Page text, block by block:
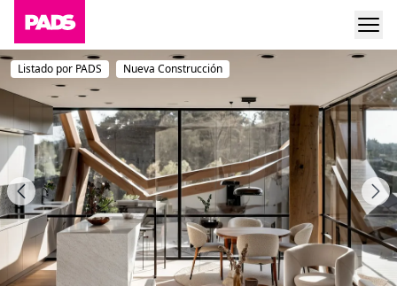
Listado por PADS Nueva Construcción